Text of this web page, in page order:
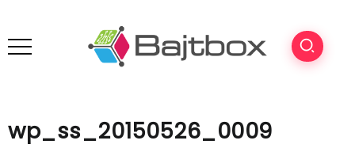
wp_ss_20150526_0009